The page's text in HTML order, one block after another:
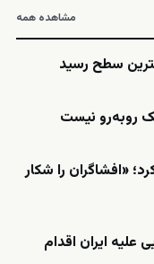
مشاهده همه
سطح رسید
روبه‌رو نیست
«افشاگران را شکار
علیه ایران اقدام